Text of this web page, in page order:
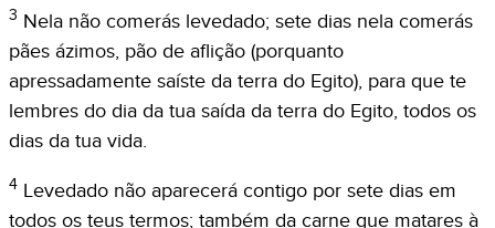
3 Nela não comerás levedado; sete dias nela comerás
pães ázimos, pão de aflição (porquanto
apressadamente saíste da terra do Egito), para que te
lembres do dia da tua saída da terra do Egito, todos os
dias da tua vida.
4 Levedado não aparecerá contigo por sete dias em
todos os teus termos; também da carne que matares à